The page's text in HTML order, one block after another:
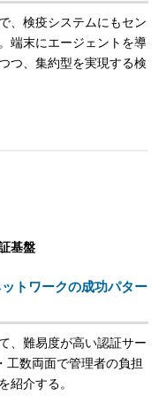
、検疫システムにもセン
端末にエージェントを導
つ、集約型を実現する検
基盤
トワークの成功パター
、難易度が高い認証サー
工数両面で管理者の負担
紹介する。